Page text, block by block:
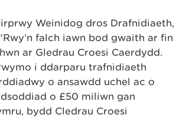
Weinidog dros Drafnidiaeth,
falch iawn bod gwaith ar fin
ar Gledrau Croesi Caerdydd.
i ddarparu trafnidiaeth
o ansawdd uchel ac o
o £50 miliwn gan
bydd Cledrau Croesi